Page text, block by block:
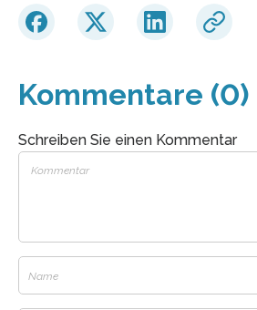
Kommentare (0)
Schreiben Sie einen Kommentar